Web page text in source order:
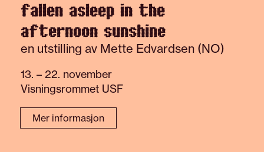
fallen asleep in the
afternoon sunshine
en utstilling av Mette Edvardsen (NO)
13. – 22. november
Visningsrommet USF
Mer informasjon